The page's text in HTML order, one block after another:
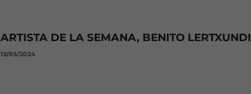
ARTISTA DE LA SEMANA, BENITO LERTXUNDI
13/05/2024